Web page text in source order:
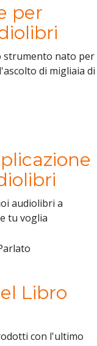
per
strumento nato per
di migliaia di
audiolibri a
tu voglia
Libro
con l'ultimo